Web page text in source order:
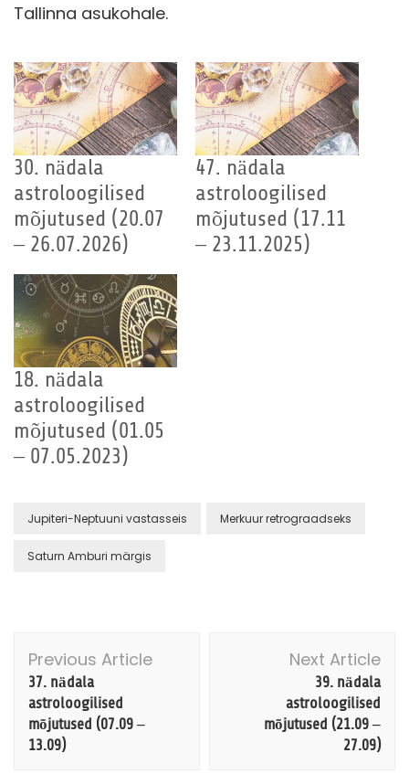
Tallinna asukohale.
30. nädala
astroloogilised
mõjutused (20.07
– 26.07.2026)
47. nädala
astroloogilised
mõjutused (17.11
– 23.11.2025)
18. nädala
astroloogilised
mõjutused (01.05
– 07.05.2023)
Jupiteri-Neptuuni vastasseis Merkuur retrograadseks
Saturn Amburi märgis
Post
Navigation
Previous Article
37. nädala
astroloogilised
mõjutused (07.09 –
13.09)
Next Article
39. nädala
astroloogilised
mõjutused (21.09 –
27.09)